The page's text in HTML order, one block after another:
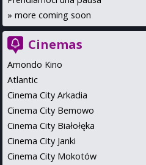
» more coming soon
Cinemas
Amondo Kino
Atlantic
Cinema City Arkadia
Cinema City Bemowo
Cinema City Białołęka
Cinema City Janki
Cinema City Mokotów